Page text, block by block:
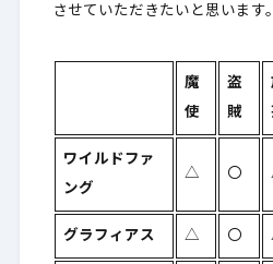
させていただきたいと思います。
魔
使
盗
賊
ワイルドファ
ング
△ 〇
グラフィアス △ 〇